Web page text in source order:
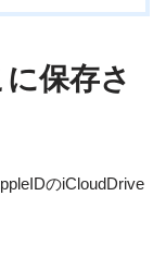
保存さ
のiCloudDrive